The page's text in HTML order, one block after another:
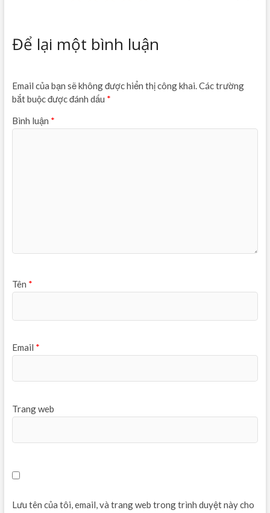
Để lại một bình luận
Email của bạn sẽ không được hiển thị công khai.Các trường
bắt buộc được đánh dấu *
Bình luận *
Tên *
Email *
Trang web
Lưu tên của tôi, email, và trang web trong trình duyệt này cho